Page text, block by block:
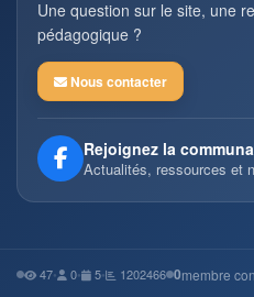
Une question sur le site, une
pédagogique ?
Nous contacter
Rejoignez la
Actualités, ressources et
47• 0• 5• 1202466 0membre